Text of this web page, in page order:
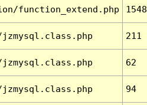
function_extend.php 1548
211
62
94